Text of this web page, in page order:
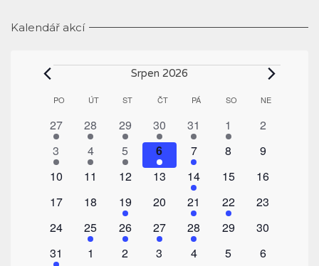
Kalendář akcí
Akce Srpen 2026
Kalendář
Akce
PO PONDĚLÍ
ÚTÚTERÝST STŘEDAČTČTVRTEK
PÁPÁTEK SO SOBOTA
NENEDĚLE
1
akce
27
1
akce
28
1
akce
29
1
akce
30
1
akce
31
1
akce
1
0
2
1
akce
3
1
akce
4
1
akce
5
1
akce
6
1
akce
7
0
8
0
9
0
10
0
11
0
12
0
13
1
akce
14
0
15
0
16
0
17
0
18
2
akce
19
0
20
1
akce
21
1
akce
22
0
23
0
24
1
akce
25
1
akce
26
1
akce
27
1
akce
28
0
29
0
30
1
31
0
1
0
2
0
3
0
4
0
5
0
6